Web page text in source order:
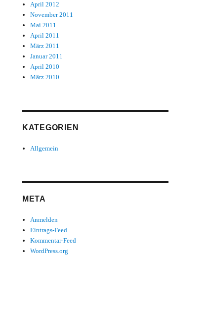
April 2012
November 2011
Mai 2011
April 2011
März 2011
Januar 2011
April 2010
März 2010
KATEGORIEN
Allgemein
META
Anmelden
Eintrags-Feed
Kommentar-Feed
WordPress.org